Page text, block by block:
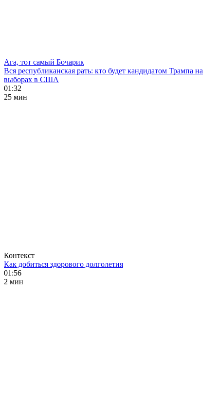
Ага, тот самый Бочарик
Вся республиканская рать: кто будет кандидатом Трампа на
выборах в США
01:32
25 мин
Контекст
Как добиться здорового долголетия
01:56
2 мин